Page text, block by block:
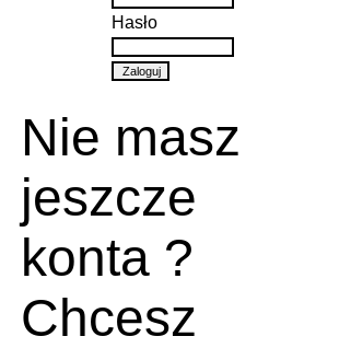
Hasło
Nie masz
jeszcze
konta ?
Chcesz